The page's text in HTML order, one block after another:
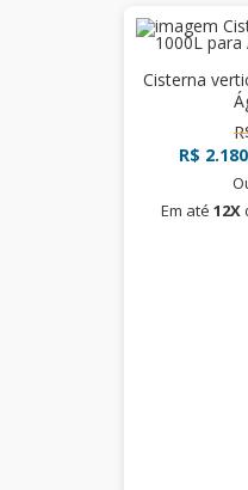
Cisterna
R$
Em até 12X